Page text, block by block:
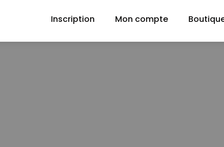
Inscription Mon compte